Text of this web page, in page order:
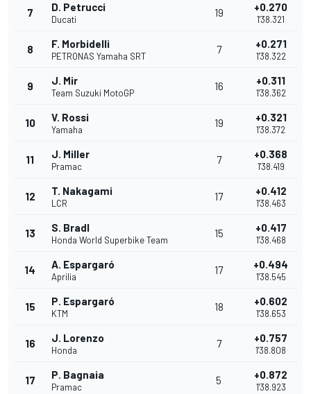
7 D. Petrucci
Ducati
19 +0.270
1'38.321
8 F. Morbidelli
PETRONAS Yamaha SRT
7 +0.271
1'38.322
9 J. Mir
Team Suzuki MotoGP
16 +0.311
1'38.362
10 V. Rossi
Yamaha
19 +0.321
1'38.372
11 J. Miller
Pramac
7 +0.368
1'38.419
12 T. Nakagami
LCR
17 +0.412
1'38.463
13 S. Bradl
Honda World Superbike Team
15 +0.417
1'38.468
14 A. Espargaró
Aprilia
17 +0.494
1'38.545
15 P. Espargaró
KTM
18 +0.602
1'38.653
16 J. Lorenzo
Honda
7 +0.757
1'38.808
17 P. Bagnaia
Pramac
5 +0.872
1'38.923